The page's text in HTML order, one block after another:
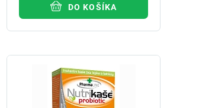
DO KOŠÍKA